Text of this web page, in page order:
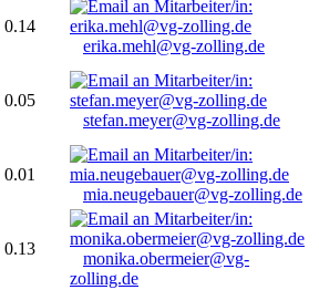
0.14
erika.mehl@vg-zolling.de
0.05
stefan.meyer@vg-zolling.de
0.01
mia.neugebauer@vg-zolling.de
0.13
monika.obermeier@vg-
zolling.de